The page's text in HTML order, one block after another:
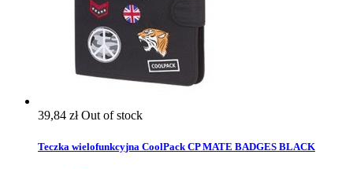
39,84 złOut of stock
Teczka wielofunkcyjna CoolPack CP MATE BADGES BLACK